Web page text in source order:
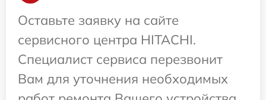
Оставьте заявку на сайте
сервисного центра HITACHI.
Специалист сервиса перезвонит
Вам для уточнения необходимых